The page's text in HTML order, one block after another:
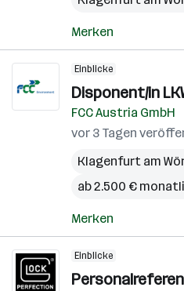
Merken
Einblicke
Disponent/in
FCC Austria GmbH
vor 3 Tagen
Klagenfurt am
ab 2.500 €
Merken
Einblicke